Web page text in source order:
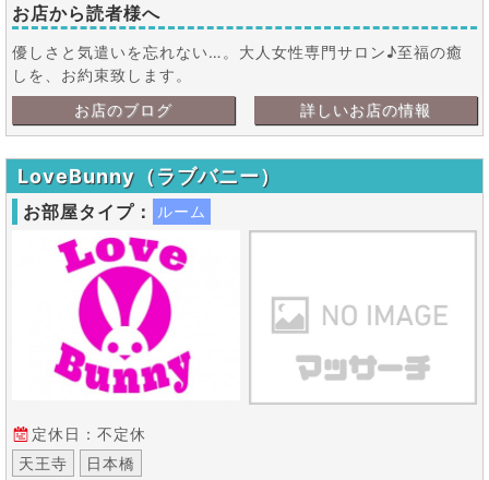
詳しいお店の情報
お店のブログ
お店から読者様へ
優しさと気遣いを忘れない…。大人女性専門サロン♪至福の癒
しを、お約束致します。
LoveBunny（ラブバニー）
定休日：不定休
天王寺
日本橋
お部屋タイプ： ルーム